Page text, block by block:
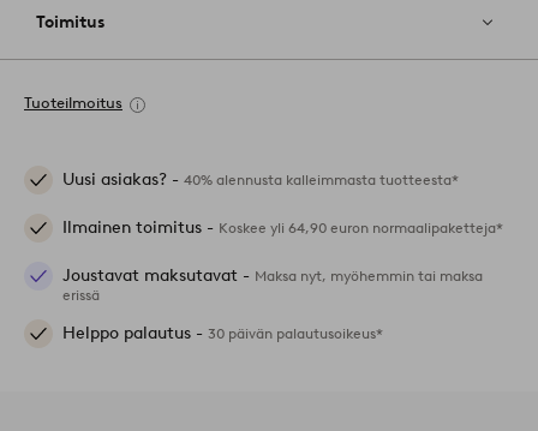
Toimitus
Tuoteilmoitus
Uusi asiakas? - 40% alennusta kalleimmasta tuotteesta*
Ilmainen toimitus - Koskee yli 64,90 euron normaalipaketteja*
Joustavat maksutavat - Maksa nyt, myöhemmin tai maksa
erissä
Helppo palautus - 30 päivän palautusoikeus*